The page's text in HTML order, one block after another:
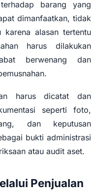
barang yang
dimanfaatkan, tidak
karena alasan tertentu
harus dilakukan
berwenang dan
harus dicatat dan
seperti foto,
dan keputusan
bukti administrasi
atau audit aset.
Penjualan